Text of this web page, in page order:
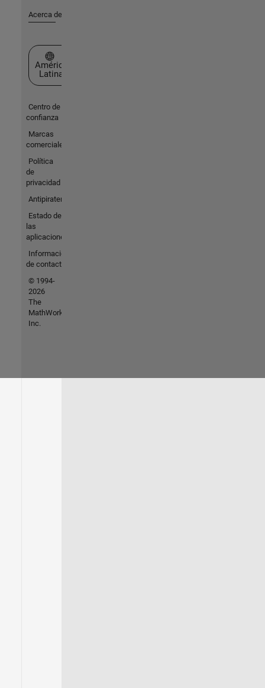
Acerca de MathWorks
Seleccione un país/idioma
América
Latina
Centro de
confianza
Marcas
comerciales
Política
de
privacidad
Antipiratería
Estado de
las
aplicaciones
Información
de contacto
© 1994-
2026
The
MathWorks,
Inc.